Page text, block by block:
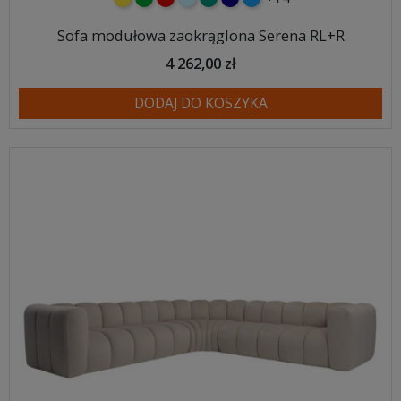
Sofa modułowa zaokrąglona Serena RL+R
4 262,00 zł
DODAJ DO KOSZYKA